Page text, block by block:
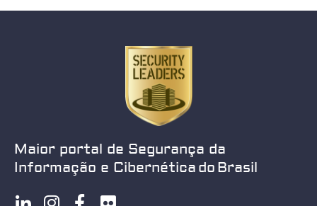
Maior portal de Segurança da
Informação e Cibernética do Brasil